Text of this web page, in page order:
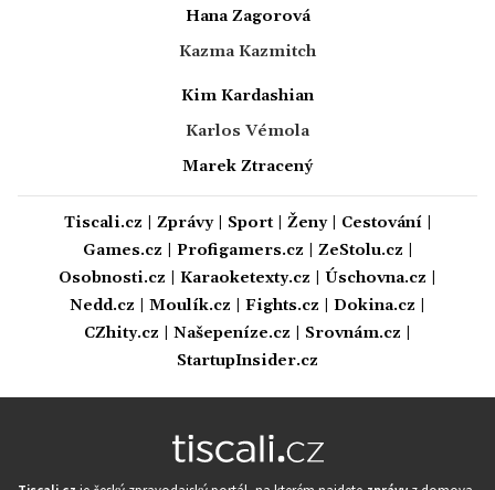
Hana Zagorová
Kazma Kazmitch
Kim Kardashian
Karlos Vémola
Marek Ztracený
Tiscali.cz Zprávy| Sport| Ženy| Cestování|
Games.cz
Profigamers.cz ZeStolu.cz
Osobnosti.cz
Karaoketexty.cz Úschovna.cz
Nedd.cz
Moulík.cz Fights.cz Dokina.cz
CZhity.cz
Našepeníze.cz Srovnám.cz
StartupInsider.cz